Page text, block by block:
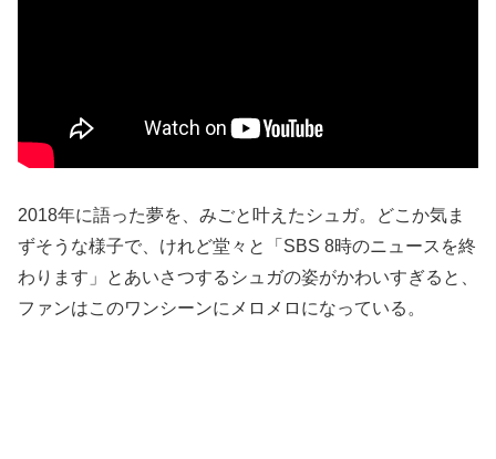
2018年に語った夢を、みごと叶えたシュガ。どこか気ま
ずそうな様子で、けれど堂々と「SBS 8時のニュースを終
わります」とあいさつするシュガの姿がかわいすぎると、
ファンはこのワンシーンにメロメロになっている。